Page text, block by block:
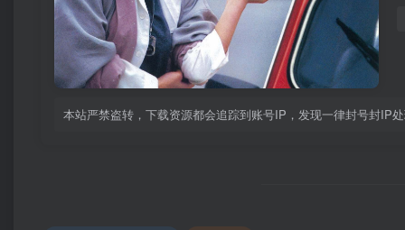
本站严禁盗转，下载资源都会追踪到账号IP，发现一律封号封IP